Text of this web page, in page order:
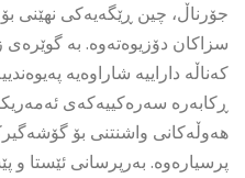
جۆرناڵ، چین ڕێگەیەکی نهێنی
سزاکان دۆزیوەتەوە. بە گوێرەی
کەناڵە داراییە شاراوەیە
ڕکابەرە سەرەکییەکەی
هەوڵەکانی واشنتنی بۆ
پرسیارەوە. بەرپرسانی ئێستا و